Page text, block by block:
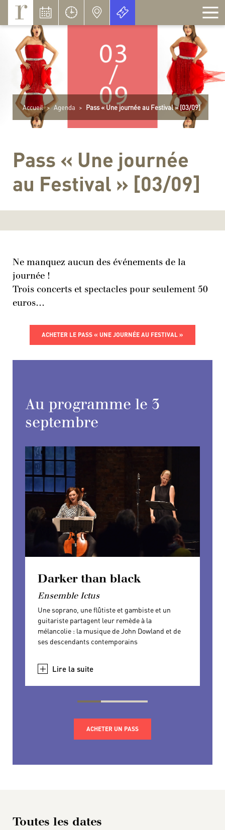
Accueil > Agenda > Pass « Une journée au Festival » [03/09]
Pass « Une journée
au Festival » [03/09]
Ne manquez aucun des événements de la
journée !
Trois concerts et spectacles pour seulement 50
euros…
ACHETER LE PASS « UNE JOURNÉE AU FESTIVAL »
Au programme le 3
septembre
Darker than black
Ensemble Ictus
Une soprano, une flûtiste et gambiste et un
guitariste partagent leur remède à la
mélancolie : la musique de John Dowland et de
ses descendants contemporains
+
So Schnell
Dominique Bagouet, Catherine
Legrand
Cette reprise de la pièce de Dominique Bagouet
montre que ses lignes claires et harmonieuses
n’ont pas pris une ride. So Schnell est un
Burning Bright
Les percussions de Strasbourg
Le grand retour à Royaumont d’un ensemble
incontournable, avec un chef d’œuvre récent qui
mobilise tout l’univers de la percussion.
ACHETER UN PASS
Toutes les dates
Panneau de gestion des cookies